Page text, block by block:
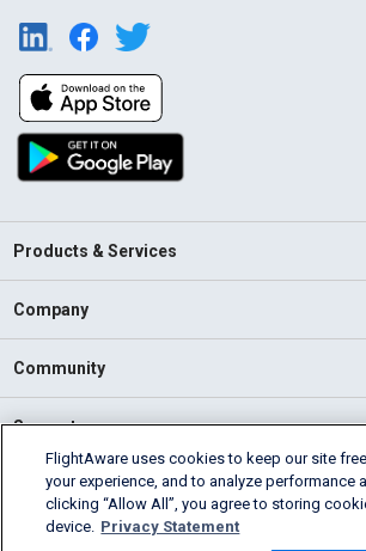
Products & Services
Company
Community
Support
English (USA)
2026 FlightAware
FlightAware uses cookies to keep our site
your experience, and to analyze performance
clicking “Allow All”, you agree to storing
device. Privacy Statement